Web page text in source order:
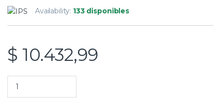
Availability: 133 disponibles
$ 10.432,99